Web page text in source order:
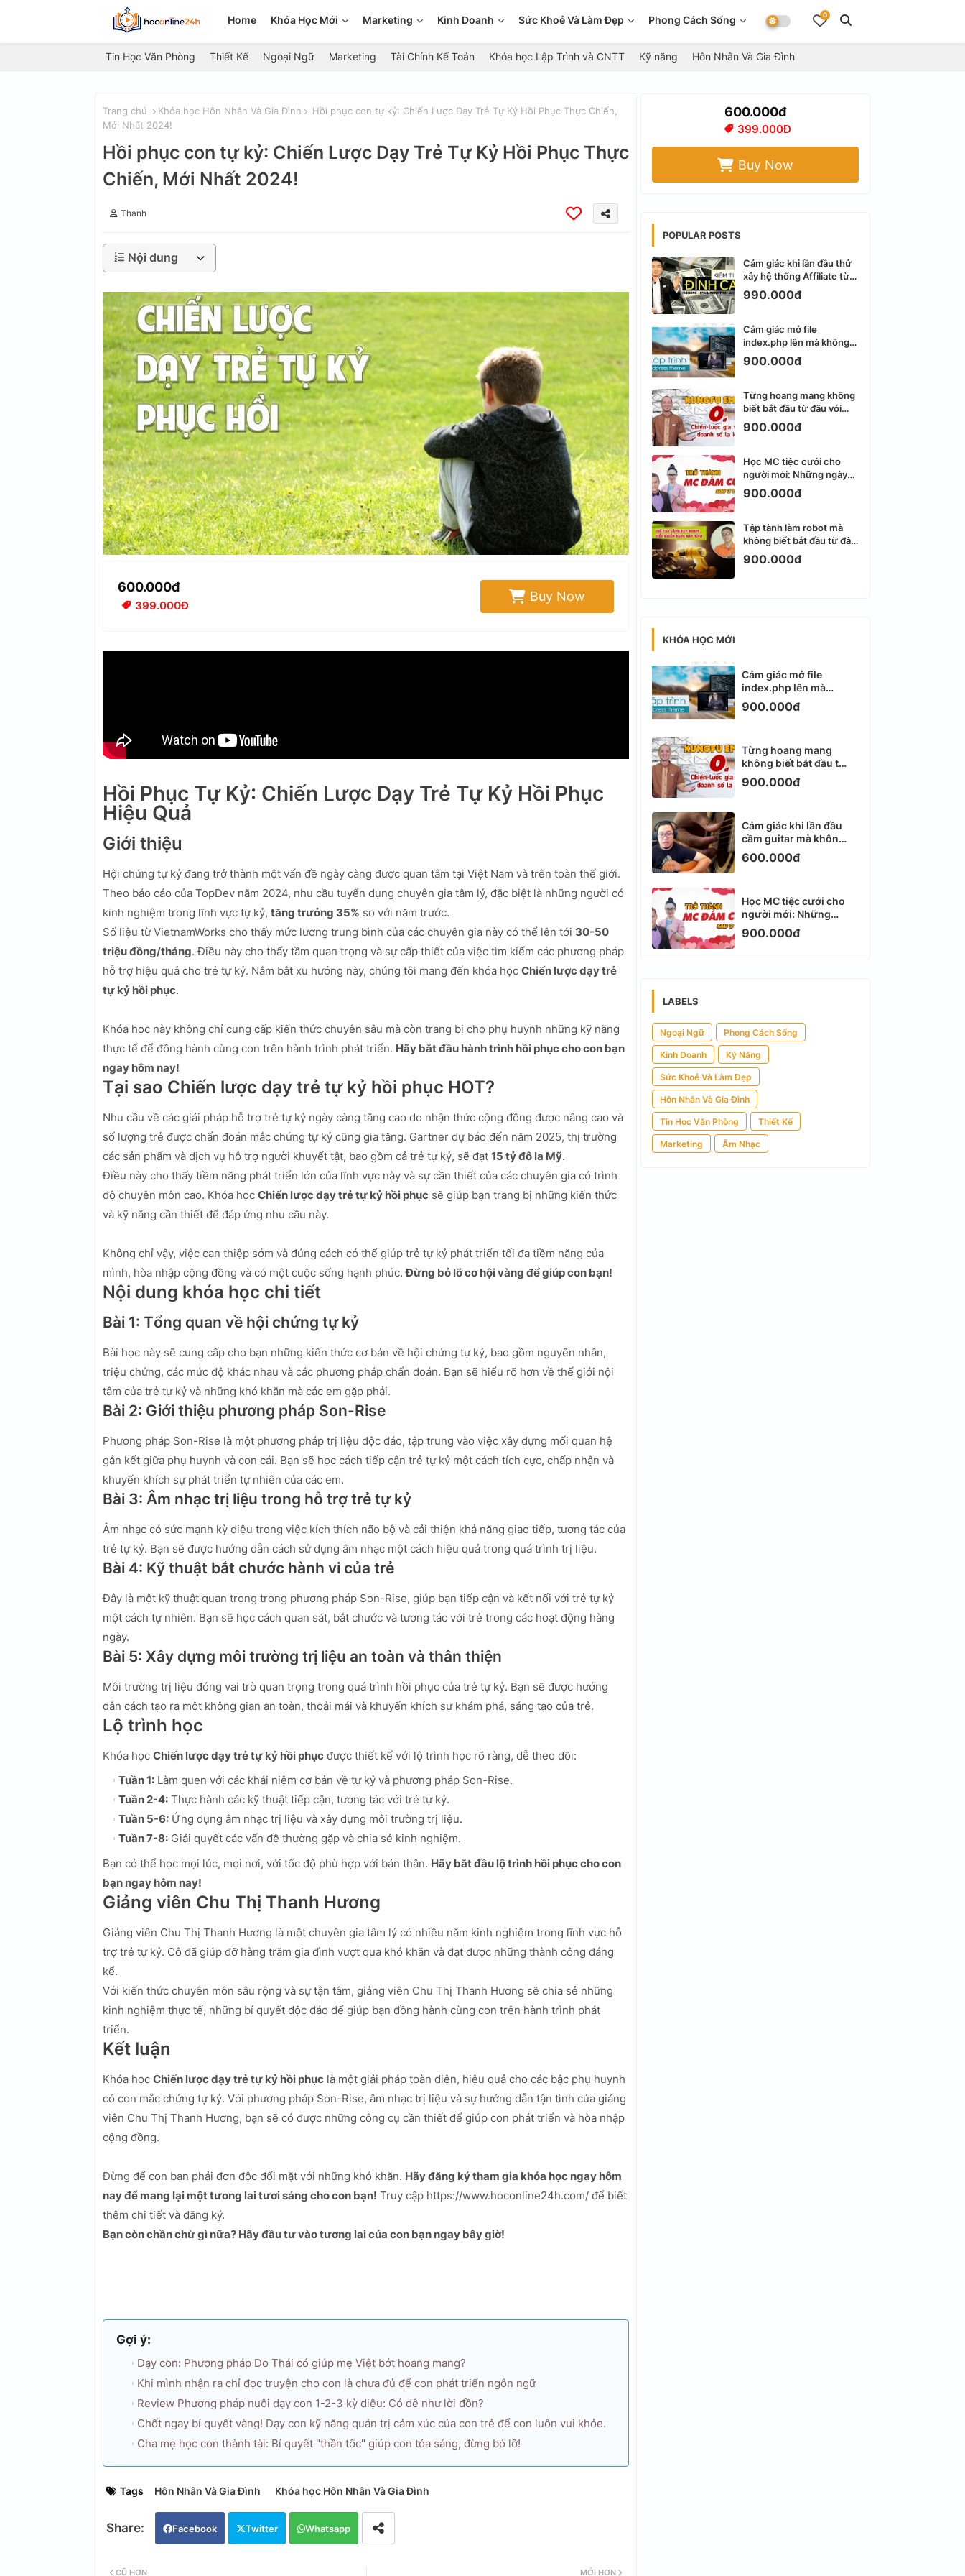
Home Khóa Học Mới Marketing Kinh Doanh Sức Khoẻ Và Làm Đẹp Phong Cách Sống 0
Tin Học Văn Phòng Thiết Kế Ngoại Ngữ Marketing Tài Chính Kế Toán Khóa học Lập Trình và CNTT Kỹ năng Hôn Nhân Và Gia Đình
Trang chủ Khóa học Hôn Nhân Và Gia Đình
Hồi phục con tự kỷ: Chiến Lược Dạy Trẻ Tự Kỷ Hồi Phục Thực Chiến,
Mới Nhất 2024!
Hồi phục con tự kỷ: Chiến Lược Dạy Trẻ Tự Kỷ Hồi Phục Thực
Chiến, Mới Nhất 2024!
Thanh
Nội dung
600.000đ
399.000Đ
Buy Now
Hồi Phục Tự Kỷ: Chiến Lược Dạy Trẻ Tự Kỷ Hồi Phục
Hiệu Quả
Giới thiệu
Hội chứng tự kỷ đang trở thành một vấn đề ngày càng được quan tâm tại Việt Nam và trên toàn thế giới.
Theo báo cáo của TopDev năm 2024, nhu cầu tuyển dụng chuyên gia tâm lý, đặc biệt là những người có
kinh nghiệm trong lĩnh vực tự kỷ, tăng trưởng 35% so với năm trước.
Số liệu từ VietnamWorks cho thấy mức lương trung bình của các chuyên gia này có thể lên tới 30-50
triệu đồng/tháng. Điều này cho thấy tầm quan trọng và sự cấp thiết của việc tìm kiếm các phương pháp
hỗ trợ hiệu quả cho trẻ tự kỷ. Nắm bắt xu hướng này, chúng tôi mang đến khóa học Chiến lược dạy trẻ
tự kỷ hồi phục.
Khóa học này không chỉ cung cấp kiến thức chuyên sâu mà còn trang bị cho phụ huynh những kỹ năng
thực tế để đồng hành cùng con trên hành trình phát triển. Hãy bắt đầu hành trình hồi phục cho con bạn
ngay hôm nay!
Tại sao Chiến lược dạy trẻ tự kỷ hồi phục HOT?
Nhu cầu về các giải pháp hỗ trợ trẻ tự kỷ ngày càng tăng cao do nhận thức cộng đồng được nâng cao và
số lượng trẻ được chẩn đoán mắc chứng tự kỷ cũng gia tăng. Gartner dự báo đến năm 2025, thị trường
các sản phẩm và dịch vụ hỗ trợ người khuyết tật, bao gồm cả trẻ tự kỷ, sẽ đạt 15 tỷ đô la Mỹ.
Điều này cho thấy tiềm năng phát triển lớn của lĩnh vực này và sự cần thiết của các chuyên gia có trình
độ chuyên môn cao. Khóa học Chiến lược dạy trẻ tự kỷ hồi phục sẽ giúp bạn trang bị những kiến thức
và kỹ năng cần thiết để đáp ứng nhu cầu này.
Không chỉ vậy, việc can thiệp sớm và đúng cách có thể giúp trẻ tự kỷ phát triển tối đa tiềm năng của
mình, hòa nhập cộng đồng và có một cuộc sống hạnh phúc.Đừng bỏ lỡ cơ hội vàng để giúp con bạn!
Nội dung khóa học chi tiết
Bài 1: Tổng quan về hội chứng tự kỷ
Bài học này sẽ cung cấp cho bạn những kiến thức cơ bản về hội chứng tự kỷ, bao gồm nguyên nhân,
triệu chứng, các mức độ khác nhau và các phương pháp chẩn đoán. Bạn sẽ hiểu rõ hơn về thế giới nội
tâm của trẻ tự kỷ và những khó khăn mà các em gặp phải.
Bài 2: Giới thiệu phương pháp Son-Rise
Phương pháp Son-Rise là một phương pháp trị liệu độc đáo, tập trung vào việc xây dựng mối quan hệ
gắn kết giữa phụ huynh và con cái. Bạn sẽ học cách tiếp cận trẻ tự kỷ một cách tích cực, chấp nhận và
khuyến khích sự phát triển tự nhiên của các em.
Bài 3: Âm nhạc trị liệu trong hỗ trợ trẻ tự kỷ
Âm nhạc có sức mạnh kỳ diệu trong việc kích thích não bộ và cải thiện khả năng giao tiếp, tương tác của
trẻ tự kỷ. Bạn sẽ được hướng dẫn cách sử dụng âm nhạc một cách hiệu quả trong quá trình trị liệu.
Bài 4: Kỹ thuật bắt chước hành vi của trẻ
Đây là một kỹ thuật quan trọng trong phương pháp Son-Rise, giúp bạn tiếp cận và kết nối với trẻ tự kỷ
một cách tự nhiên. Bạn sẽ học cách quan sát, bắt chước và tương tác với trẻ trong các hoạt động hàng
ngày.
Bài 5: Xây dựng môi trường trị liệu an toàn và thân thiện
Môi trường trị liệu đóng vai trò quan trọng trong quá trình hồi phục của trẻ tự kỷ. Bạn sẽ được hướng
dẫn cách tạo ra một không gian an toàn, thoải mái và khuyến khích sự khám phá, sáng tạo của trẻ.
Lộ trình học
Khóa học Chiến lược dạy trẻ tự kỷ hồi phục được thiết kế với lộ trình học rõ ràng, dễ theo dõi:
Tuần 1: Làm quen với các khái niệm cơ bản về tự kỷ và phương pháp Son-Rise.
Tuần 2-4: Thực hành các kỹ thuật tiếp cận, tương tác với trẻ tự kỷ.
Tuần 5-6: Ứng dụng âm nhạc trị liệu và xây dựng môi trường trị liệu.
Tuần 7-8: Giải quyết các vấn đề thường gặp và chia sẻ kinh nghiệm.
Bạn có thể học mọi lúc, mọi nơi, với tốc độ phù hợp với bản thân. Hãy bắt đầu lộ trình hồi phục cho con
bạn ngay hôm nay!
Giảng viên Chu Thị Thanh Hương
Giảng viên Chu Thị Thanh Hương là một chuyên gia tâm lý có nhiều năm kinh nghiệm trong lĩnh vực hỗ
trợ trẻ tự kỷ. Cô đã giúp đỡ hàng trăm gia đình vượt qua khó khăn và đạt được những thành công đáng
kể.
Với kiến thức chuyên môn sâu rộng và sự tận tâm, giảng viên Chu Thị Thanh Hương sẽ chia sẻ những
kinh nghiệm thực tế, những bí quyết độc đáo để giúp bạn đồng hành cùng con trên hành trình phát
triển.
Kết luận
Khóa học Chiến lược dạy trẻ tự kỷ hồi phục là một giải pháp toàn diện, hiệu quả cho các bậc phụ huynh
có con mắc chứng tự kỷ. Với phương pháp Son-Rise, âm nhạc trị liệu và sự hướng dẫn tận tình của giảng
viên Chu Thị Thanh Hương, bạn sẽ có được những công cụ cần thiết để giúp con phát triển và hòa nhập
cộng đồng.
Đừng để con bạn phải đơn độc đối mặt với những khó khăn. Hãy đăng ký tham gia khóa học ngay hôm
nay để mang lại một tương lai tươi sáng cho con bạn! Truy cập https://www.hoconline24h.com/ để biết
thêm chi tiết và đăng ký.
Bạn còn chần chừ gì nữa? Hãy đầu tư vào tương lai của con bạn ngay bây giờ!
Gợi ý:
Dạy con: Phương pháp Do Thái có giúp mẹ Việt bớt hoang mang?
Khi mình nhận ra chỉ đọc truyện cho con là chưa đủ để con phát triển ngôn ngữ
Review Phương pháp nuôi dạy con 1-2-3 kỳ diệu: Có dễ như lời đồn?
Chốt ngay bí quyết vàng! Dạy con kỹ năng quản trị cảm xúc của con trẻ để con luôn vui khỏe.
Cha mẹ học con thành tài: Bí quyết "thần tốc" giúp con tỏa sáng, đừng bỏ lỡ!
Tags Hôn Nhân Và Gia Đình Khóa học Hôn Nhân Và Gia Đình
Facebook Twitter Whatsapp
MỚI HƠN
CŨ HƠN
600.000đ
399.000Đ
Buy Now
POPULAR POSTS
Cảm giác khi lần đầu thử
xây hệ thống Affiliate từ
Facebook cá nhân
990.000đ
Cảm giác mở file
index.php lên mà không
biết viết gì tiếp theo
900.000đ
Từng hoang mang không
biết bắt đầu từ đâu với
Email Marketing
900.000đ
Học MC tiệc cưới cho
người mới: Những ngày
đầu thực sự khá ngợp
900.000đ
Tập tành làm robot mà
không biết bắt đầu từ đâu
thì dễ nản thật
900.000đ
KHÓA HỌC MỚI
Cảm giác mở file
index.php lên mà
không biết viết gì tiếp
theo
900.000đ
Từng hoang mang
không biết bắt đầu từ
đâu với Email
Marketing
900.000đ
Cảm giác khi lần đầu
cầm guitar mà không
biết bắt đầu từ đâu
600.000đ
Học MC tiệc cưới cho
người mới: Những
ngày đầu thực sự khá
ngợp
900.000đ
LABELS
Ngoại Ngữ Phong Cách Sống
Kinh Doanh Kỹ Năng
Sức Khoẻ Và Làm Đẹp
Hôn Nhân Và Gia Đình
Tin Học Văn Phòng Thiết Kế
Marketing Âm Nhạc